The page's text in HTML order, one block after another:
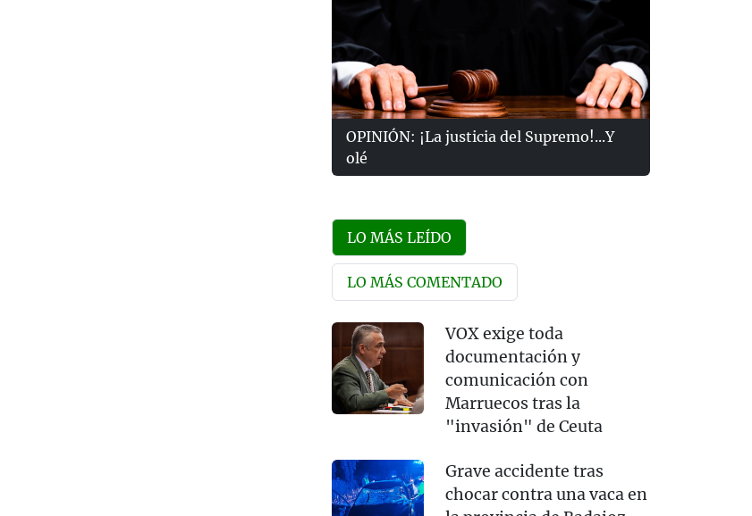
OPINIÓN: ¡La justicia del Supremo!...Y
olé
LO MÁS LEÍDO
LO MÁS COMENTADO
VOX exige toda
documentación y
comunicación con
Marruecos tras la
"invasión" de Ceuta
Grave accidente tras
chocar contra una vaca en